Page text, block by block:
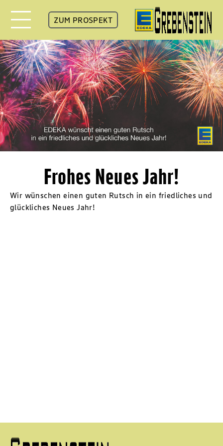
ZUM PROSPEKT
Frohes Neues Jahr!
Wir wünschen einen guten Rutsch in ein friedliches und
glückliches Neues Jahr!